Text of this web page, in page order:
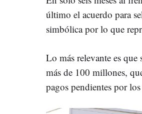
último el acuerdo para
simbólica por lo que
Lo más relevante es
más de 100 millones,
pagos pendientes por